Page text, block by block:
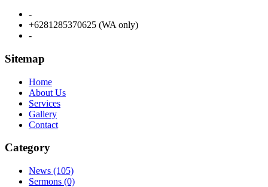
-
+6281285370625 (WA only)
-
Sitemap
Home
About Us
Services
Gallery
Contact
Category
News (105)
Sermons (0)